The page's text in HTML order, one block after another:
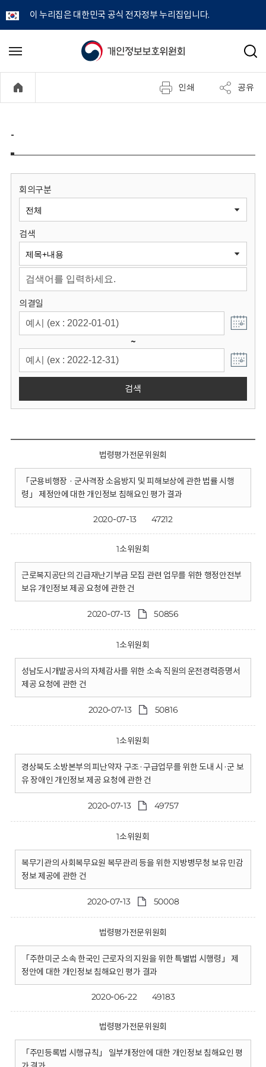
이 누리집은 대한민국 공식 전자정부 누리집입니다.
개
정
보
원
회
메
기
검
인쇄 공유
-
회의구분
검색
의결일
~
검색
법령평가전문위원회
「군용비행장 · 군사격장 소음방지 및 피해보상에 관한 법률 시행
령」 제정안에 대한 개인정보 침해요인 평가 결과
2020-07-13 47212
1소위원회
근로복지공단의 긴급재난기부금 모집 관련 업무를 위한 행정안전부
보유 개인정보 제공 요청에 관한 건
2020-07-13 50856
1소위원회
성남도시개발공사의 자체감사를 위한 소속 직원의 운전경력증명서
제공 요청에 관한 건
2020-07-13 50816
1소위원회
경상북도 소방본부의 피난약자 구조·구급업무를 위한 도내 시·군 보
유 장애인 개인정보 제공 요청에 관한 건
2020-07-13 49757
1소위원회
복무기관의 사회복무요원 복무관리 등을 위한 지방병무청 보유 민감
정보 제공에 관한 건
2020-07-13 50008
법령평가전문위원회
「주한미군 소속 한국인 근로자의 지원을 위한 특별법 시행령」 제
정안에 대한 개인정보 침해요인 평가 결과
2020-06-22 49183
법령평가전문위원회
「주민등록법 시행규칙」 일부개정안에 대한 개인정보 침해요인 평